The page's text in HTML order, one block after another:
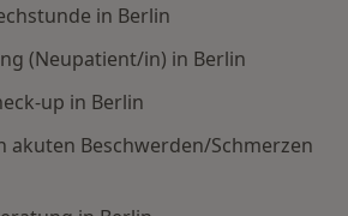
in Berlin
(Neupatient/in) in Berlin
up in Berlin
akuten Beschwerden/Schmerzen